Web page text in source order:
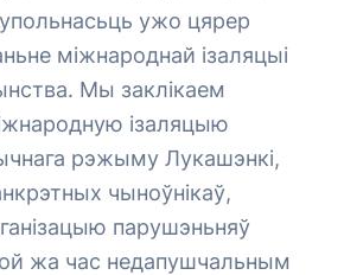
ужо цярер
міжнароднай ізаляцыі
Мы заклікаем
ізаляцыю
рэжыму Лукашэнкі,
чыноўнікаў,
парушэньняў
жа час недапушчальным